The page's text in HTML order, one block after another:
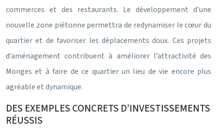
commerces et des restaurants. Le développement d’une
nouvelle zone piétonne permettra de redynamiser le cœur du
quartier et de favoriser les déplacements doux. Ces projets
d’aménagement contribuent à améliorer l’attractivité des
Monges et à faire de ce quartier un lieu de vie encore plus
agréable et dynamique.
DES EXEMPLES CONCRETS D’INVESTISSEMENTS
RÉUSSIS